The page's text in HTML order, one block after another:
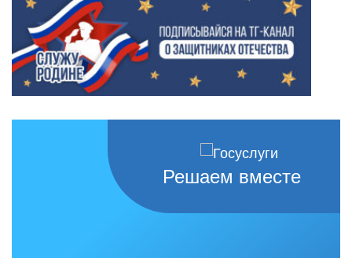
Решаем вместе